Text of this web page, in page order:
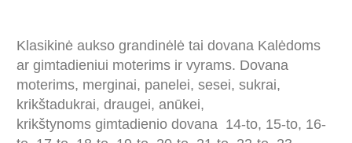
Klasikinė aukso grandinėlė tai dovana Kalėdoms
ar gimtadieniui moterims ir vyrams. Dovana
moterims, merginai, panelei, sesei, sukrai,
krikštadukrai, draugei, anūkei,
krikštynoms gimtadienio dovana 14-to, 15-to, 16-